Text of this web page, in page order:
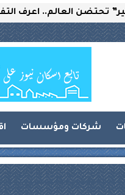
العالم.. اعرف التفاصيل
شركات ومؤسسات